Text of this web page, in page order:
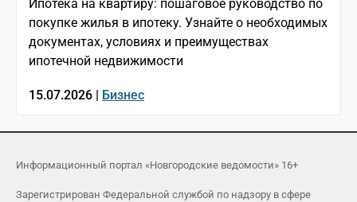
Ипотека на квартиру: пошаговое руководство по
покупке жилья в ипотеку. Узнайте о необходимых
документах, условиях и преимуществах
ипотечной недвижимости
15.07.2026 | Бизнес
Информационный портал «Новгородские ведомости» 16+
Зарегистрирован Федеральной службой по надзору в сфере